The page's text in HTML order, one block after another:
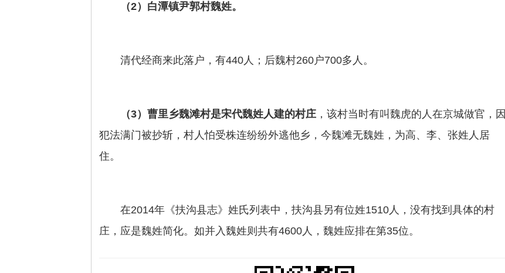
（2）白潭镇尹郭村魏姓。
清代经商来此落户，有440人；后魏村260户700多人。
（3）曹里乡魏滩村是宋代魏姓人建的村庄，该村当时有叫魏虎的人在京城做官，因
犯法满门被抄斩，村人怕受株连纷纷外逃他乡，今魏滩无魏姓，为高、李、张姓人居
住。
在2014年《扶沟县志》姓氏列表中，扶沟县另有位姓1510人，没有找到具体的村
庄，应是魏姓简化。如并入魏姓则共有4600人，魏姓应排在第35位。